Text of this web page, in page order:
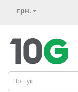
грн.